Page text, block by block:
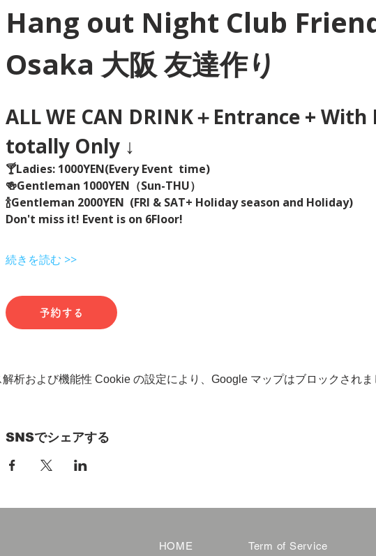
Hang out Night Club
Osaka 大阪 友達作り
ALL WE CAN DRINK＋Entrance +
totally Only ↓
🍸Ladies: 1000YEN(Every Event  time)
🍻Gentleman 1000YEN（Sun-THU）
🍾Gentleman 2000YEN  (FRI & SAT+ Holiday season and Holiday)
Don't miss it! Event is on 6Floor!
続きを読む >>
予約する
解析および機能性 Cookie の設定により、Google マップはブロックされま
SNSでシェアする
HOME Term of Service